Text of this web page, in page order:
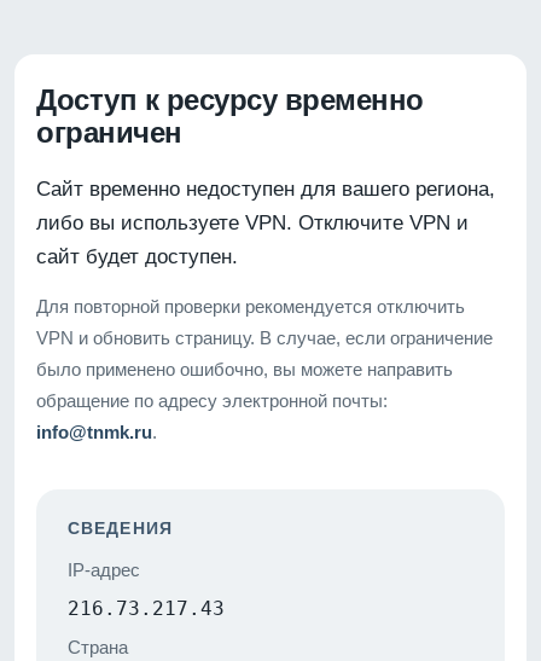
Доступ к ресурсу временно
ограничен
Сайт временно недоступен для вашего региона,
либо вы используете VPN. Отключите VPN и
сайт будет доступен.
Для повторной проверки рекомендуется отключить
VPN и обновить страницу. В случае, если ограничение
было применено ошибочно, вы можете направить
обращение по адресу электронной почты:
info@tnmk.ru.
СВЕДЕНИЯ
IP-адрес
216.73.217.43
Страна